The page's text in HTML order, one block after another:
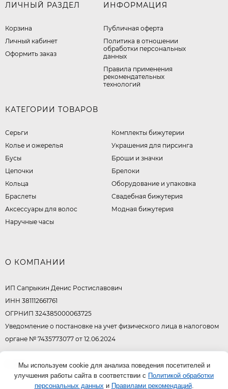
ЛИЧНЫЙ РАЗДЕЛ
Корзина
Личный кабинет
Оформить заказ
ИНФОРМАЦИЯ
Публичная оферта
​Политика в отношении
обработки персональных
данных
Правила применения
рекомендательных
технологий
КАТЕГОРИИ ТОВАРОВ
Серьги
Колье и ожерелья
Бусы
Цепочки
Кольца
Браслеты
Аксессуары для волос
Наручные часы
Комплекты бижутерии
Украшения для пирсинга
Броши и значки
Брелоки
Оборудование и упаковка
Свадебная бижутерия
Модная бижутерия
О КОМПАНИИ
ИП Сапрыкин Денис Ростиславович
ИНН 381112661761
ОГРНИП 324385000063725
Уведомление о постановке на учет физического лица в налоговом
органе № 7435773077 от 12.06.2024
© 2026Мы используем cookie для анализа поведения посетителей и
улучшения работы сайта в соответствии с Политикой обработки
персональных данных и Правилами рекомендаций.